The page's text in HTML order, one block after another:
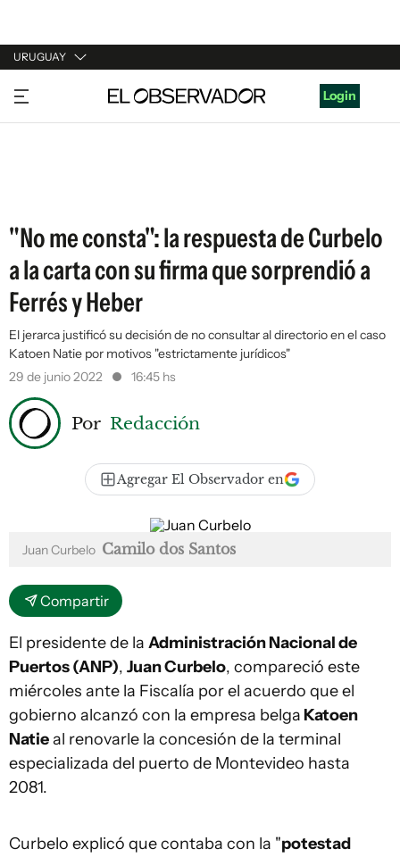
URUGUAY
URUGUAY
ARGENTINA
Login
"No me consta": la respuesta de Curbelo
a la carta con su firma que sorprendió a
Ferrés y Heber
El jerarca justificó su decisión de no consultar al directorio en el caso
Katoen Natie por motivos "estrictamente jurídicos"
29 de junio 2022
16:45 hs
Por Redacción
Agregar El Observador en
Juan Curbelo Camilo dos Santos
Compartir
El presidente de la Administración Nacional de
Puertos (ANP), Juan Curbelo, compareció este
miércoles ante la Fiscalía por el acuerdo que el
gobierno alcanzó con la empresa belga Katoen
Natieal renovarle la concesión de la terminal
especializada del puerto de Montevideo hasta
2081.
Curbelo explicó que contaba con la "potestad